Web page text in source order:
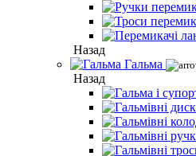
Назад
Гальма
Назад